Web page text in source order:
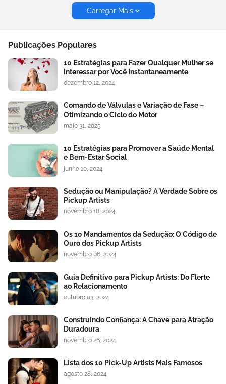
Carregar Mais
Publicações Populares
10 Estratégias para Fazer Qualquer Mulher se
Interessar por Você Instantaneamente
dezembro 12, 2024
Comando de Válvulas e Variação de Fase –
Otimizando o Ciclo do Motor
maio 31, 2025
10 Estratégias para Promover a Saúde Mental
e Bem-Estar Social
junho 10, 2024
Sedução ou Manipulação? A Verdade Sobre os
Pickup Artists
novembro 18, 2024
Os 10 Mandamentos da Sedução: O Código de
Ouro dos Pickup Artists
novembro 06, 2024
Guia Definitivo para Pickup Artists: Do Flerte
ao Relacionamento
outubro 03, 2024
Construindo Confiança: A Chave para Atração
Duradoura
novembro 26, 2024
Lista dos 10 Pick-Up Artists Mais Famosos
agosto 28, 2024